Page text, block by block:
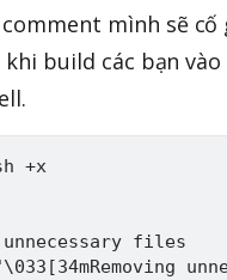
mình sẽ
build các bạn
+x
unnecessary files